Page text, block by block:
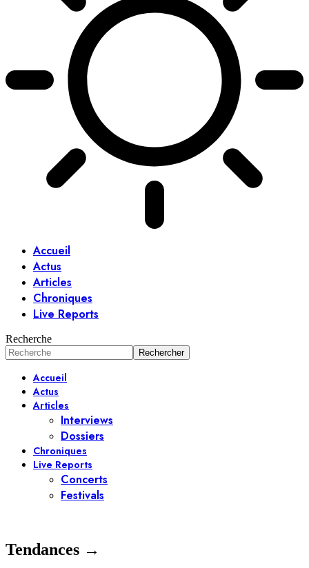
Accueil
Actus
Articles
Chroniques
Live Reports
Recherche
Accueil
Actus
Articles
Interviews
Dossiers
Chroniques
Live Reports
Concerts
Festivals
Tendances →